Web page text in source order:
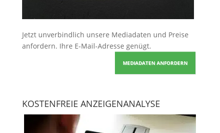
Jetzt unverbindlich unsere Mediadaten und Preise
anfordern. Ihre E-Mail-Adresse genügt.
MEDIADATEN ANFORDERN
KOSTENFREIE ANZEIGENANALYSE